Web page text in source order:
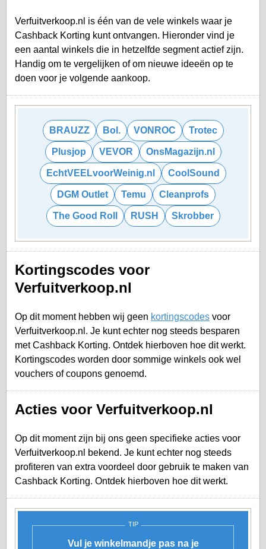
Verfuitverkoop.nl is één van de vele winkels waar je
Cashback Korting kunt ontvangen. Hieronder vind je
een aantal winkels die in hetzelfde segment actief zijn.
Handig om te vergelijken of om nieuwe ideeën op te
doen voor je volgende aankoop.
BRAUZZ Bol. VONROC Trotec
Plusjop VEVOR OnsMagazijn.nl
EchtVEELvoorWeinig.nl CoolSound
DGM Outlet Temu Cleanprofs
The Good Roll RUSH Skrobber
Kortingscodes voor
Verfuitverkoop.nl
Op dit moment hebben wij geen kortingscodes voor
Verfuitverkoop.nl. Je kunt echter nog steeds besparen
met Cashback Korting. Ontdek hierboven hoe dit werkt.
Kortingscodes worden door sommige winkels ook wel
vouchers of coupons genoemd.
Acties voor Verfuitverkoop.nl
Op dit moment zijn bij ons geen specifieke acties voor
Verfuitverkoop.nl bekend. Je kunt echter nog steeds
profiteren van extra voordeel door gebruik te maken van
Cashback Korting. Ontdek hierboven hoe dit werkt.
TIP
Vul je winkelmandje pas na je